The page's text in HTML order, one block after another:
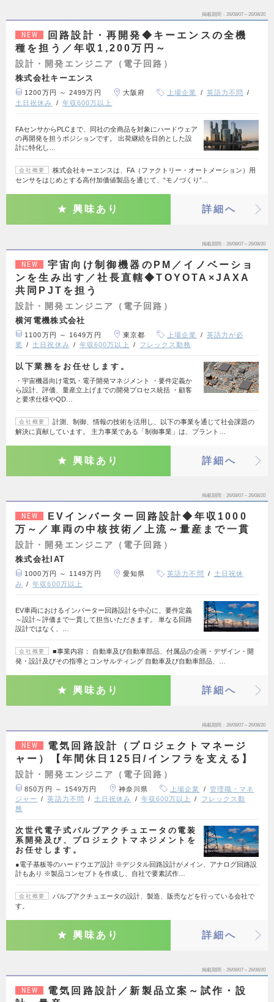
掲載期間 26/08/07～26/08/20
NEW
回路設計・再開発◆キーエンスの全機
種を担う／年収1,200万円～
設計・開発エンジニア（電子回路）
株式会社キーエンス
1200万円 ～ 2499万円 大阪府 上場企業
英語力不問
土日祝休み
年収600万以上
FAセンサからPLCまで、同社の全商品を対象にハードウェア
の再開発を担うポジションです。 出荷継続を目的とした設
計に特化し…
会社概要
株式会社キーエンスは、FA（ファクトリー・オートメーション）用
センサをはじめとする高付加価値製品を通じて、“モノづくり”…
興味あり 詳細へ
掲載期間 26/08/07～26/08/20
NEW
宇宙向け制御機器のPM／イノベーショ
ンを生み出す／社長直轄◆TOYOTA×JAXA
共同PJTを担う
設計・開発エンジニア（電子回路）
横河電機株式会社
1100万円 ～ 1649万円 東京都 上場企業
英語力が必
要
土日祝休み 年収600万以上 フレックス勤務
以下業務をお任せします。
・宇宙機器向け電気・電子開発マネジメント ・要件定義か
ら設計、評価、量産立上げまでの開発プロセス統括 ・顧客
と要求仕様やQD…
会社概要
計測、制御、情報の技術を活用し、以下の事業を通じて社会課題の
解決に貢献しています。 主力事業である「制御事業」は、プラント…
興味あり 詳細へ
掲載期間 26/08/07～26/08/20
NEW
EVインバーター回路設計◆年収1000
万～／車両の中核技術／上流～量産まで一貫
設計・開発エンジニア（電子回路）
株式会社IAT
1000万円 ～ 1149万円 愛知県 英語力不問
土日祝休
み
年収600万以上
EV車両におけるインバーター回路設計を中心に、要件定義
～設計～評価まで一貫して担当いただきます。 単なる回路
設計ではなく、…
会社概要
■事業内容： 自動車及び自動車部品、付属品の企画・デザイン・開
発・設計及びその指導とコンサルティング 自動車及び自動車部品、…
興味あり 詳細へ
掲載期間 26/08/07～26/08/20
NEW
電気回路設計（プロジェクトマネージ
ャー）【年間休日125日/インフラを支える】
設計・開発エンジニア（電子回路）
850万円 ～ 1549万円 神奈川県 上場企業
管理職・マネ
ジャー
英語力不問 土日祝休み 年収600万以上
フレックス勤
務
次世代電子式バルブアクチュエータの電装
系開発及び、プロジェクトマネジメントを
お任せします。
●電子基板等のハードウエア設計 ※デジタル回路設計がメイン、アナログ回路設
計もあり ※製品コンセプトを作成し、自社で要素試作…
会社概要
バルブアクチュエータの設計、製造、販売などを行っている会社で
す。
興味あり 詳細へ
掲載期間 26/08/07～26/08/20
NEW
電気回路設計／新製品立案～試作・設